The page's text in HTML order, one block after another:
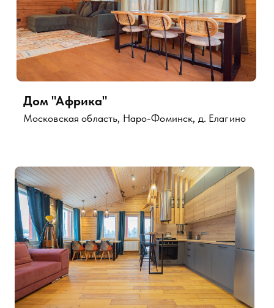
Контакты
+7 999 996-26-03
promozaika@yandex.ru
Московская область г.о. Наро-Фоминск,
д. Елагино (шоу рум)
ИП Федосеенков М.С.